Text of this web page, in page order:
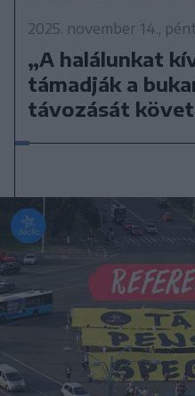
2025. november 14.,
„A halálunkat
támadják a
távozását